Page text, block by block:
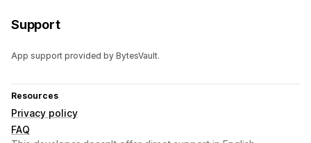
Support
App support provided by BytesVault.
Resources
Privacy policy
FAQ